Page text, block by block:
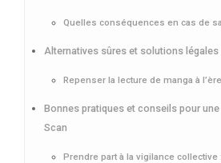
Quelles conséquences en cas de
Alternatives sûres et solutions légales
Repenser la lecture de manga à
Bonnes pratiques et conseils pour
Scan
Prendre part à la vigilance collective